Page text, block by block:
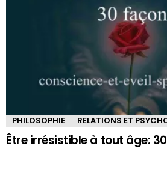
PHILOSOPHIE RELATIONS ET
Être irrésistible à tout âge: